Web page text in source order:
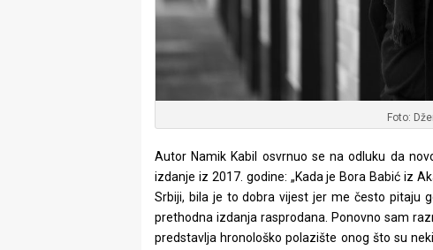
Foto:
Autor Namik Kabil osvrnuo se na odluku da
izdanje iz 2017. godine: „Kada je Bora Babić iz
Srbiji, bila je to dobra vijest jer me često pitaju
prethodna izdanja rasprodana. Ponovno sam
predstavlja hronološko polazište onog što su